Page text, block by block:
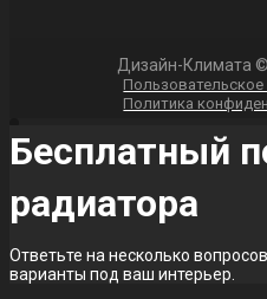
Дизайн-Климата
Политика
Бесплатный
радиатора
Ответьте на несколько
варианты под ваш интерьер.